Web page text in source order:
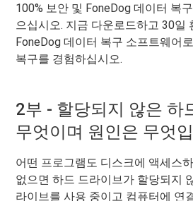
100% 보안 및 FoneDog 데이터 복
으십시오. 지금 다운로드하고 30일
FoneDog 데이터 복구 소프트웨어
복구를 경험하십시오.
2부 - 할당되지 않은 하
무엇이며 원인은 무엇
어떤 프로그램도 디스크에 액세스
없으면 하드 드라이브가 할당되지
라이브를 사용 중이고 컴퓨터에 연